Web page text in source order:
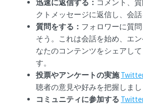
迅速に返信する： コメント、
クトメッセージに返信し、会話
質問をする： フォロワーに質
そう。これは会話を始め、エ
なたのコンテンツをシェアし
す。
投票やアンケートの実施
聴者の意見や好みを把握しまし
コミュニティに参加する